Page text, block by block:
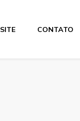
CONTATO